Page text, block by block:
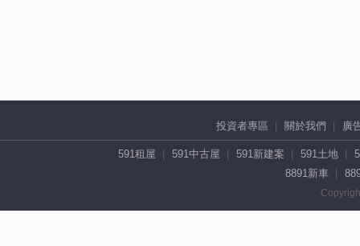
投資者專區 關於我們 廣
591租屋 591中古屋 591新建案 591土地
8891新車